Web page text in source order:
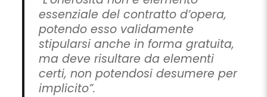
essenziale del contratto d’opera,
potendo esso validamente
stipularsi anche in forma gratuita,
ma deve risultare da elementi
certi, non potendosi desumere per
implicito”.